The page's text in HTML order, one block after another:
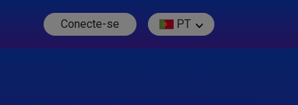
Conecte-se PT